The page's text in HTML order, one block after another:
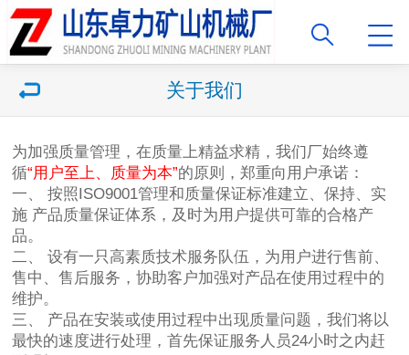
关于我们
为加强质量管理，在质量上精益求精，我们厂始终遵
循“用户至上、质量为本”的原则，郑重向用户承诺：
一、 按照ISO9001管理和质量保证标准建立、保持、实
施 产品质量保证体系，及时为用户提供可靠的合格产
品。
二、 设有一只高素质技术服务队伍，为用户进行售前、
售中、售后服务，协助客户加强对产品在使用过程中的
维护。
三、 产品在安装或使用过程中出现质量问题，我们将以
最快的速度进行处理，首先保证服务人员24小时之内赶